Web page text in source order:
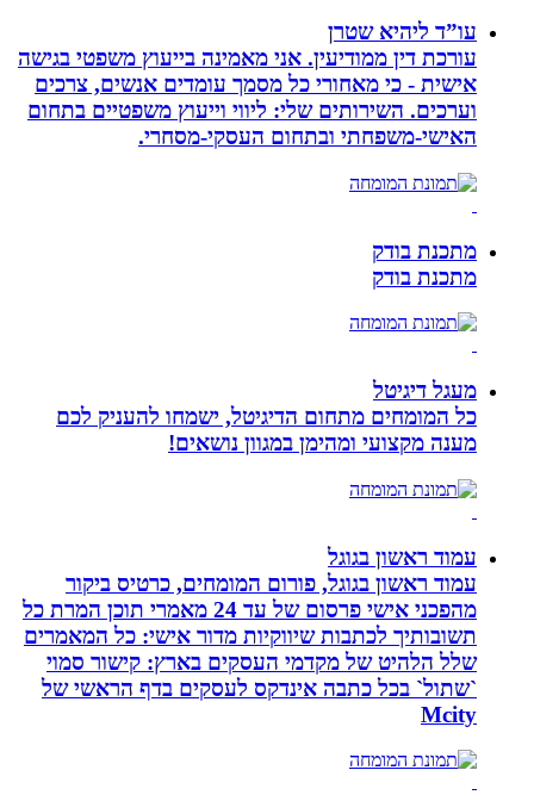
עו”ד ליהיא שטרן
עורכת דין ממודיעין. אני מאמינה בייעוץ משפטי בגישה
אישית - כי מאחורי כל מסמך עומדים אנשים, צרכים
וערכים. השירותים שלי: ליווי וייעוץ משפטיים בתחום
האישי-משפחתי ובתחום העסקי-מסחרי.
מתכנת בודק
מתכנת בודק
מעגל דיגיטל
כל המומחים מתחום הדיגיטל, ישמחו להעניק לכם
מענה מקצועי ומהימן במגוון נושאים!
עמוד ראשון בגוגל
עמוד ראשון בגוגל, פורום המומחים, כרטיס ביקור
מהפכני אישי פרסום של עד 24 מאמרי תוכן המרת כל
תשובותיך לכתבות שיווקיות מדור אישי: כל המאמרים
שלל הלהיט של מקדמי העסקים בארץ: קישור סמוי
`שתול` בכל כתבה אינדקס לעסקים בדף הראשי של
Mcity